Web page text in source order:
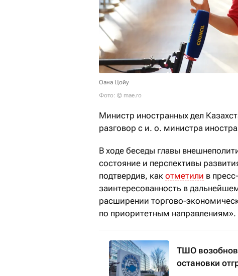
Оана Цойу
Фото: © mae.ro
Министр иностранных дел
разговор с и. о. министра
В ходе беседы главы
состояние и перспективы
подтвердив, как отметили в
заинтересованность в
расширении торгово-
по приоритетным направлениям».
ТШО
остановки